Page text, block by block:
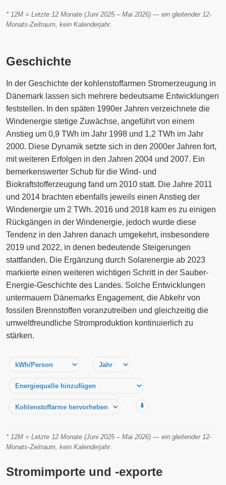
* 12M = Letzte 12 Monate (Juni 2025 – Mai 2026) — ein gleitender 12-
Monats-Zeitraum, kein Kalenderjahr.
Geschichte
In der Geschichte der kohlenstoffarmen Stromerzeugung in
Dänemark lassen sich mehrere bedeutsame Entwicklungen
feststellen. In den späten 1990er Jahren verzeichnete die
Windenergie stetige Zuwächse, angeführt von einem
Anstieg um 0,9 TWh im Jahr 1998 und 1,2 TWh im Jahr
2000. Diese Dynamik setzte sich in den 2000er Jahren fort,
mit weiteren Erfolgen in den Jahren 2004 und 2007. Ein
bemerkenswerter Schub für die Wind- und
Biokraftstofferzeugung fand um 2010 statt. Die Jahre 2011
und 2014 brachten ebenfalls jeweils einen Anstieg der
Windenergie um 2 TWh. 2016 und 2018 kam es zu einigen
Rückgängen in der Windenergie, jedoch wurde diese
Tendenz in den Jahren danach umgekehrt, insbesondere
2019 und 2022, in denen bedeutende Steigerungen
stattfanden. Die Ergänzung durch Solarenergie ab 2023
markierte einen weiteren wichtigen Schritt in der Sauber-
Energie-Geschichte des Landes. Solche Entwicklungen
untermauern Dänemarks Engagement, die Abkehr von
fossilen Brennstoffen voranzutreiben und gleichzeitig die
umweltfreundliche Stromproduktion kontinuierlich zu
stärken.
⬇️
* 12M = Letzte 12 Monate (Juni 2025 – Mai 2026) — ein gleitender 12-
Monats-Zeitraum, kein Kalenderjahr.
Stromimporte und -exporte